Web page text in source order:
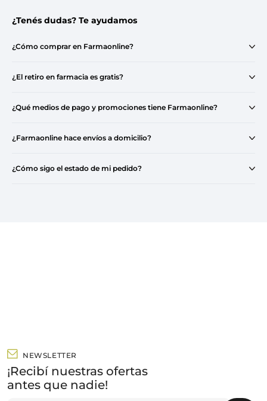
¿Tenés dudas? Te ayudamos
¿Cómo comprar en Farmaonline?
¿El retiro en farmacia es gratis?
¿Qué medios de pago y promociones tiene Farmaonline?
¿Farmaonline hace envíos a domicilio?
¿Cómo sigo el estado de mi pedido?
NEWSLETTER
¡Recibí nuestras ofertas
antes que nadie!